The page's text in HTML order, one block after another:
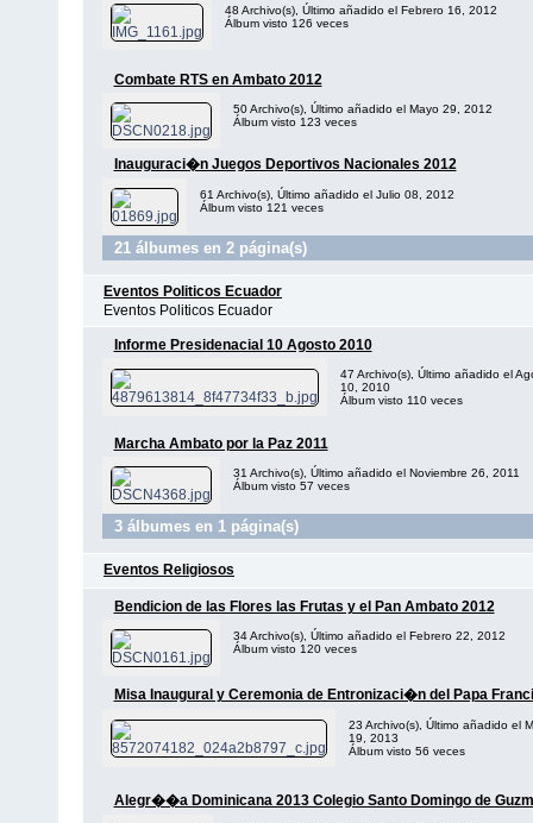
48 Archivo(s), Último añadido el Febrero 16, 2012
Álbum visto 126 veces
Combate RTS en Ambato 2012
50 Archivo(s), Último añadido el Mayo 29, 2012
Álbum visto 123 veces
Inauguraci�n Juegos Deportivos Nacionales 2012
61 Archivo(s), Último añadido el Julio 08, 2012
Álbum visto 121 veces
21 álbumes en 2 página(s)
Eventos Politicos Ecuador
Eventos Politicos Ecuador
Informe Presidenacial 10 Agosto 2010
47 Archivo(s), Último añadido el
10, 2010
Álbum visto 110 veces
Marcha Ambato por la Paz 2011
31 Archivo(s), Último añadido el Noviembre 26, 2011
Álbum visto 57 veces
3 álbumes en 1 página(s)
Eventos Religiosos
Bendicion de las Flores las Frutas y el Pan Ambato 2012
34 Archivo(s), Último añadido el Febrero 22, 2012
Álbum visto 120 veces
Misa Inaugural y Ceremonia de Entronizaci�n del Papa
23 Archivo(s), Último añadido el
19, 2013
Álbum visto 56 veces
Alegr��a Dominicana 2013 Colegio Santo Domingo de